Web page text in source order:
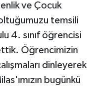
ve Çocuk
temsili
4. sınıf öğrencisi
Öğrencimizin
dinleyerek
bugünkü